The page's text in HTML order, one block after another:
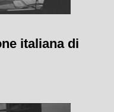
italiana di